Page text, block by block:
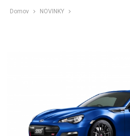
Domov NOVINKY